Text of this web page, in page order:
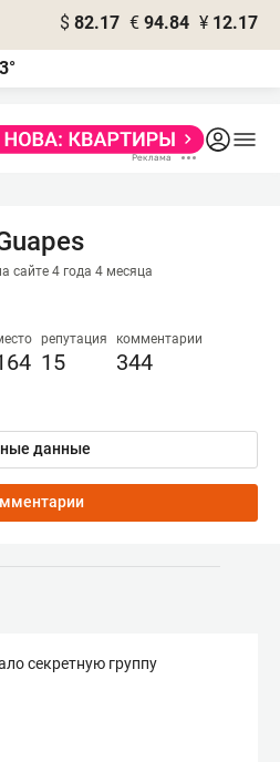
$ 82.17 € 94.84 ¥ 12.17
сайте 4 года 4 месяца
репутация
15
комментарии
344
данные
секретную группу